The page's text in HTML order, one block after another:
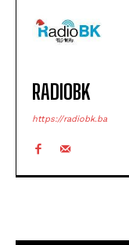
RADIOBK
https://radiobk.ba